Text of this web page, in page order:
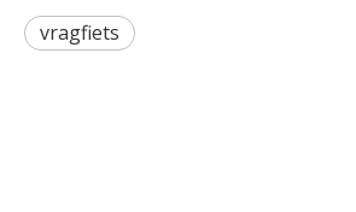
vragfiets